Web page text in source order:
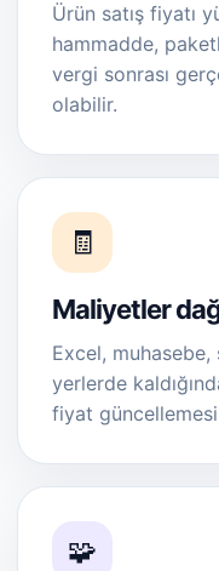
Ürün satış fiyatı
hammadde,
vergi sonrası
olabilir.
🧾
Maliyetler
Excel,
yerlerde
fiyat
🧩